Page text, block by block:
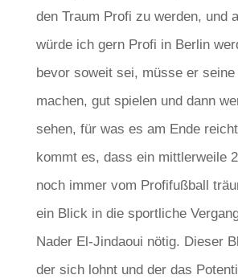
den Traum Profi zu werden, und
würde ich gern Profi in Berlin
bevor soweit sei, müsse er seine
machen, gut spielen und dann
sehen, für was es am Ende
kommt es, dass ein mittlerweile
noch immer vom Profifußball
ein Blick in die sportliche
Nader El-Jindaoui nötig. Dieser
der sich lohnt und der das